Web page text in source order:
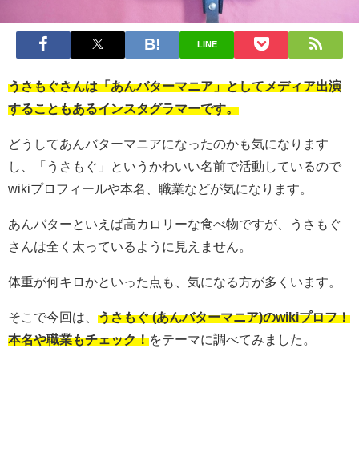
LINE
うさもぐさんは「あんバターマニア」としてメディア出演
することもあるインスタグラマーです。
どうしてあんバターマニアになったのかも気になります
し、「うさもぐ」というかわいい名前で活動しているので
wikiプロフィールや本名、職業などが気になります。
あんバターといえば高カロリーな食べ物ですが、うさもぐ
さんは全く太っているように見えません。
体重が何キロかといった点も、気になる方が多くいます。
そこで今回は、 うさもぐ (あんバターマニア)のwikiプロフ！
本名や職業もチェック！をテーマに調べてみました。